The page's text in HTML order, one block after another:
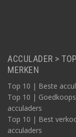
ACCULADER >
MERKEN
Top 10 | Beste
Top 10 |
acculaders
Top 10 | Best
acculaders